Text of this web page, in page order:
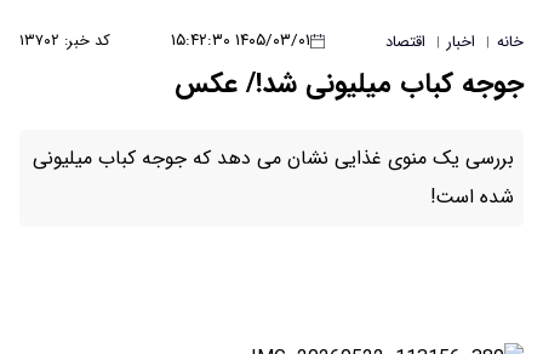
خانه | اخبار | اقتصاد ۱۴۰۵/۰۳/۰۱ ۱۵:۴۲:۳۰ کد خبر: ۱۳۷۰۲
جوجه کباب میلیونی شد!/ عکس
بررسی یک منوی غذایی نشان می دهد که جوجه کباب میلیونی
شده است!